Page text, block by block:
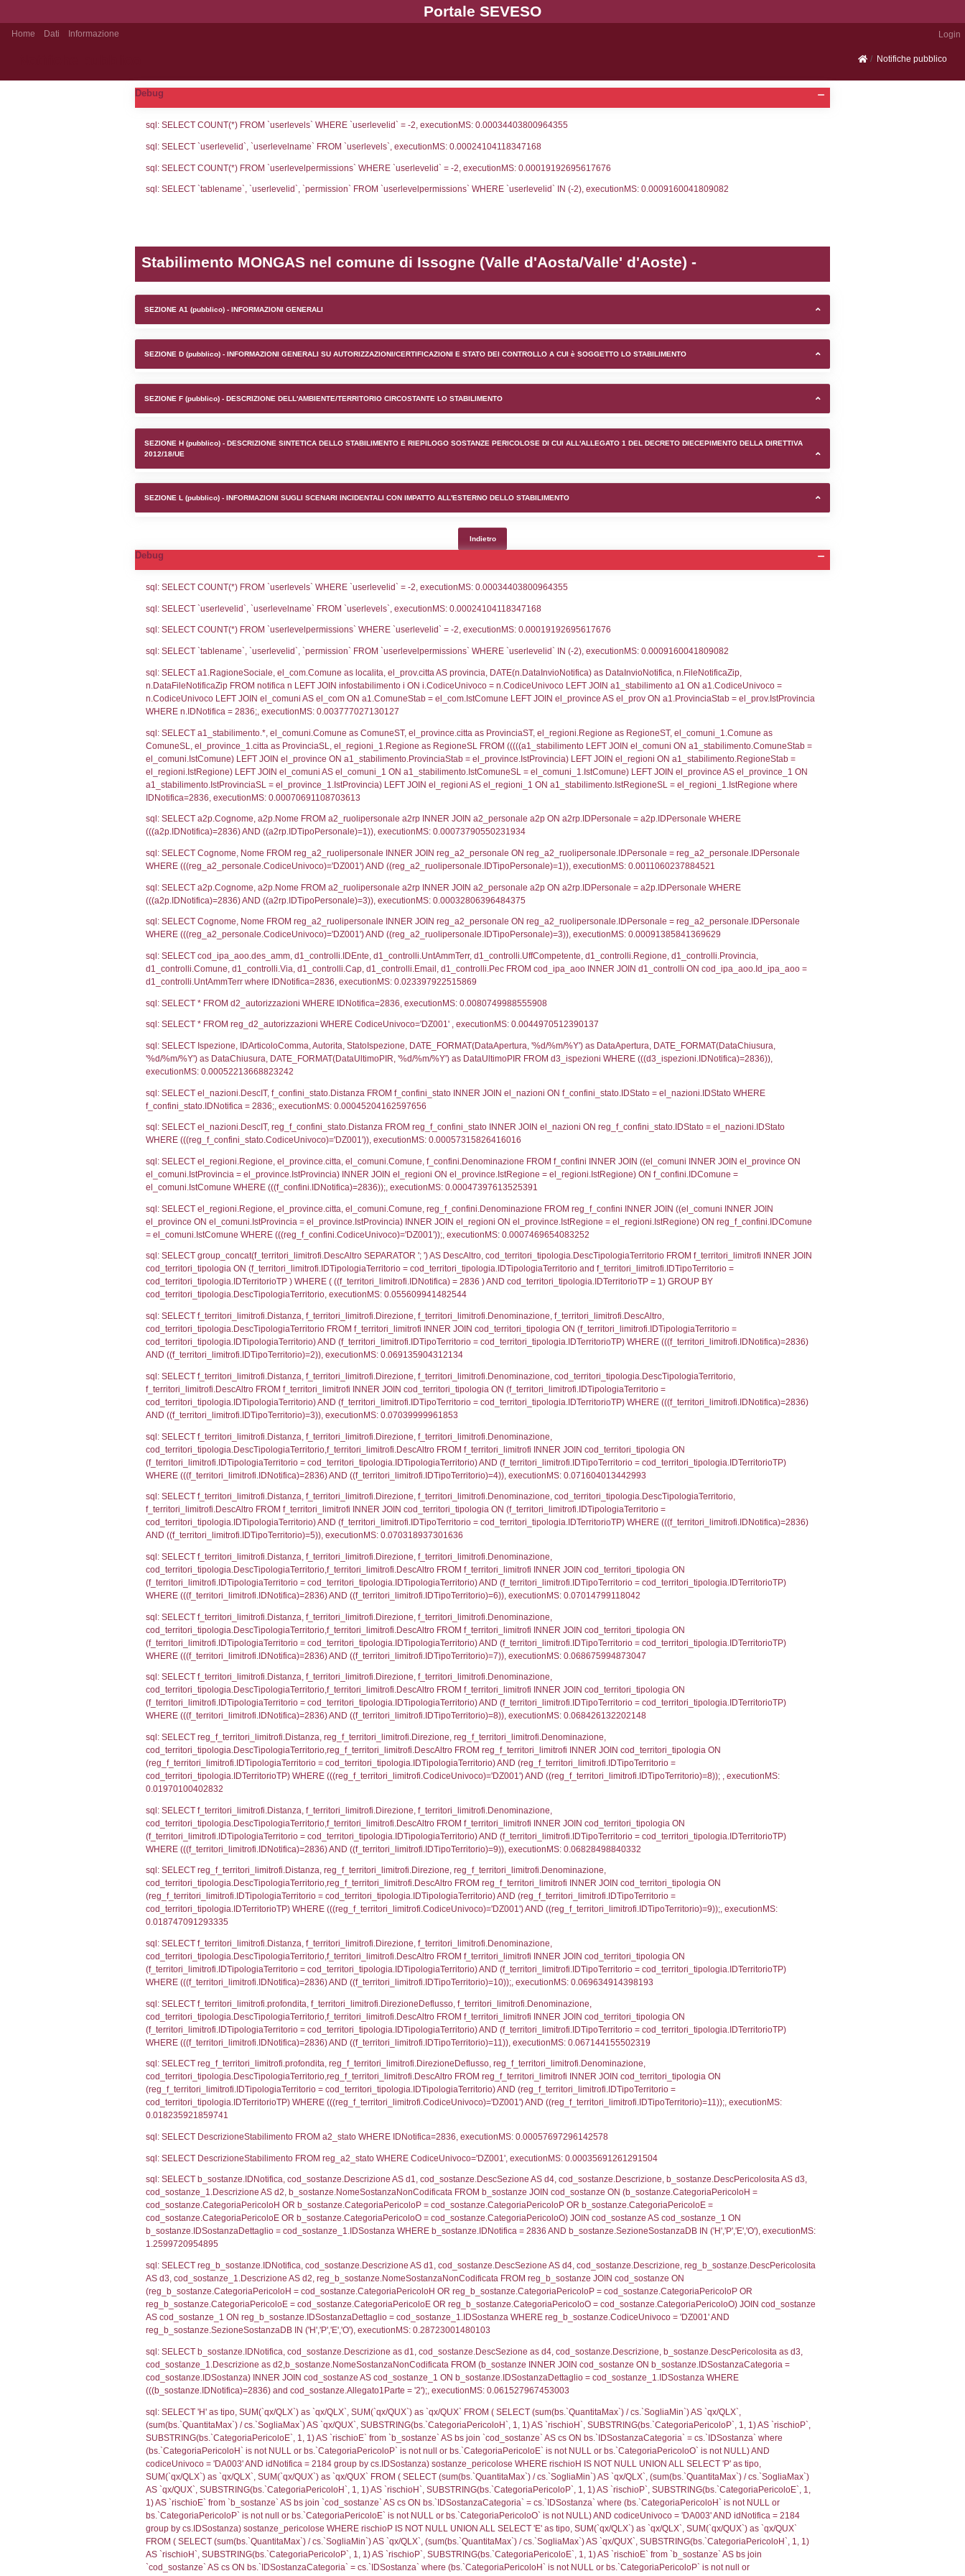
Portale SEVESO
Notifiche pubblico
Debug
sql: SELECT COUNT(*) FROM `userlevels` WHERE `userlevelid` = -2, executionMS: 0.00034403800964355
sql: SELECT COUNT(*) FROM `userlevelpermissions` WHERE `userlevelid` = -2, executionMS: 0.00019192695617676
Stabilimento MONGAS nel comune di Issogne (Valle d'Aosta/
SEZIONE D (pubblico) - INFORMAZIONI GENERALI SU AUTORIZZAZIONI/CERTIFICAZIONI E STATO DEI CONTROLLO A CUI è SOGGETTO
SEZIONE F (pubblico) - DESCRIZIONE DELL'AMBIENTE/TERRITORIO CIRCOSTANTE LO STABILIMENTO
SEZIONE H (pubblico) - DESCRIZIONE SINTETICA DELLO STABILIMENTO E RIEPILOGO SOSTANZE PERICOLOSE DI CUI ALL'ALLEGATO
2012/18/UE
SEZIONE L (pubblico) - INFORMAZIONI SUGLI SCENARI INCIDENTALI CON IMPATTO ALL'ESTERNO DELLO STABILIMENTO
Debug
sql: SELECT COUNT(*) FROM `userlevels` WHERE `userlevelid` = -2, executionMS: 0.00034403800964355
sql: SELECT `userlevelid`, `userlevelname` FROM `userlevels`, executionMS: 0.00024104118347168
sql: SELECT COUNT(*) FROM `userlevelpermissions` WHERE `userlevelid` = -2, executionMS: 0.00019192695617676
sql: SELECT `tablename`, `userlevelid`, `permission` FROM `userlevelpermissions` WHERE `userlevelid` IN (-2),
sql: SELECT a1.RagioneSociale, el_com.Comune as localita, el_prov.citta AS provincia, DATE(n.DataInvioNotifica) as
n.DataFileNotificaZip FROM notifica n LEFT JOIN infostabilimento i ON i.CodiceUnivoco = n.CodiceUnivoco LEFT JOIN
n.CodiceUnivoco LEFT JOIN el_comuni AS el_com ON a1.ComuneStab = el_com.IstComune LEFT JOIN el_province AS
WHERE n.IDNotifica = 2836;, executionMS: 0.003777027130127
sql: SELECT a1_stabilimento.*, el_comuni.Comune as ComuneST, el_province.citta as ProvinciaST, el_regioni.Regione
ComuneSL, el_province_1.citta as ProvinciaSL, el_regioni_1.Regione as RegioneSL FROM (((((a1_stabilimento LEFT
el_comuni.IstComune) LEFT JOIN el_province ON a1_stabilimento.ProvinciaStab = el_province.IstProvincia) LEFT JOIN
el_regioni.IstRegione) LEFT JOIN el_comuni AS el_comuni_1 ON a1_stabilimento.IstComuneSL =
a1_stabilimento.IstProvinciaSL = el_province_1.IstProvincia) LEFT JOIN el_regioni AS el_regioni_1 ON
IDNotifica=2836, executionMS: 0.00070691108703613
sql: SELECT a2p.Cognome, a2p.Nome FROM a2_ruolipersonale a2rp INNER JOIN a2_personale a2p ON
(((a2p.IDNotifica)=2836) AND ((a2rp.IDTipoPersonale)=1)), executionMS: 0.00073790550231934
sql: SELECT Cognome, Nome FROM reg_a2_ruolipersonale INNER JOIN reg_a2_personale ON
WHERE (((reg_a2_personale.CodiceUnivoco)='DZ001') AND ((reg_a2_ruolipersonale.IDTipoPersonale)=1)),
(((a2p.IDNotifica)=2836) AND ((a2rp.IDTipoPersonale)=3)), executionMS: 0.00032806396484375
sql: SELECT Cognome, Nome FROM reg_a2_ruolipersonale INNER JOIN reg_a2_personale ON
WHERE (((reg_a2_personale.CodiceUnivoco)='DZ001') AND ((reg_a2_ruolipersonale.IDTipoPersonale)=3)),
sql: SELECT cod_ipa_aoo.des_amm, d1_controlli.IDEnte, d1_controlli.UntAmmTerr, d1_controlli.UffCompetente,
d1_controlli.Comune, d1_controlli.Via, d1_controlli.Cap, d1_controlli.Email, d1_controlli.Pec FROM cod_ipa_aoo INNER
d1_controlli.UntAmmTerr where IDNotifica=2836, executionMS: 0.023397922515869
sql: SELECT * FROM d2_autorizzazioni WHERE IDNotifica=2836, executionMS: 0.0080749988555908
sql: SELECT * FROM reg_d2_autorizzazioni WHERE CodiceUnivoco='DZ001' , executionMS: 0.0044970512390137
'%d/%m/%Y') as DataChiusura, DATE_FORMAT(DataUltimoPIR, '%d/%m/%Y') as DataUltimoPIR FROM d3_ispezioni
executionMS: 0.00052213668823242
sql: SELECT el_nazioni.DescIT, f_confini_stato.Distanza FROM f_confini_stato INNER JOIN el_nazioni ON
f_confini_stato.IDNotifica = 2836;, executionMS: 0.00045204162597656
sql: SELECT el_nazioni.DescIT, reg_f_confini_stato.Distanza FROM reg_f_confini_stato INNER JOIN el_nazioni ON
WHERE (((reg_f_confini_stato.CodiceUnivoco)='DZ001')), executionMS: 0.00057315826416016
el_comuni.IstProvincia = el_province.IstProvincia) INNER JOIN el_regioni ON el_province.IstRegione =
el_comuni.IstComune WHERE (((f_confini.IDNotifica)=2836));, executionMS: 0.00047397613525391
sql: SELECT el_regioni.Regione, el_province.citta, el_comuni.Comune, reg_f_confini.Denominazione FROM reg_f_confini
el_province ON el_comuni.IstProvincia = el_province.IstProvincia) INNER JOIN el_regioni ON el_province.IstRegione =
= el_comuni.IstComune WHERE (((reg_f_confini.CodiceUnivoco)='DZ001'));, executionMS: 0.0007469654083252
cod_territori_tipologia ON (f_territori_limitrofi.IDTipologiaTerritorio = cod_territori_tipologia.IDTipologiaTerritorio and
cod_territori_tipologia.IDTerritorioTP ) WHERE ( ((f_territori_limitrofi.IDNotifica) = 2836 ) AND
cod_territori_tipologia.DescTipologiaTerritorio, executionMS: 0.055609941482544
sql: SELECT f_territori_limitrofi.Distanza, f_territori_limitrofi.Direzione, f_territori_limitrofi.Denominazione,
cod_territori_tipologia.DescTipologiaTerritorio FROM f_territori_limitrofi INNER JOIN cod_territori_tipologia ON
cod_territori_tipologia.IDTipologiaTerritorio) AND (f_territori_limitrofi.IDTipoTerritorio =
AND ((f_territori_limitrofi.IDTipoTerritorio)=2)), executionMS: 0.069135904312134
sql: SELECT f_territori_limitrofi.Distanza, f_territori_limitrofi.Direzione, f_territori_limitrofi.Denominazione,
f_territori_limitrofi.DescAltro FROM f_territori_limitrofi INNER JOIN cod_territori_tipologia ON
cod_territori_tipologia.IDTipologiaTerritorio) AND (f_territori_limitrofi.IDTipoTerritorio =
AND ((f_territori_limitrofi.IDTipoTerritorio)=3)), executionMS: 0.07039999961853
sql: SELECT f_territori_limitrofi.Distanza, f_territori_limitrofi.Direzione, f_territori_limitrofi.Denominazione,
cod_territori_tipologia.DescTipologiaTerritorio,f_territori_limitrofi.DescAltro FROM f_territori_limitrofi INNER JOIN
WHERE (((f_territori_limitrofi.IDNotifica)=2836) AND ((f_territori_limitrofi.IDTipoTerritorio)=4)), executionMS:
sql: SELECT f_territori_limitrofi.Distanza, f_territori_limitrofi.Direzione, f_territori_limitrofi.Denominazione,
f_territori_limitrofi.DescAltro FROM f_territori_limitrofi INNER JOIN cod_territori_tipologia ON
AND ((f_territori_limitrofi.IDTipoTerritorio)=5)), executionMS: 0.070318937301636
sql: SELECT f_territori_limitrofi.Distanza, f_territori_limitrofi.Direzione, f_territori_limitrofi.Denominazione,
cod_territori_tipologia.DescTipologiaTerritorio,f_territori_limitrofi.DescAltro FROM f_territori_limitrofi INNER JOIN
(f_territori_limitrofi.IDTipologiaTerritorio = cod_territori_tipologia.IDTipologiaTerritorio) AND
WHERE (((f_territori_limitrofi.IDNotifica)=2836) AND ((f_territori_limitrofi.IDTipoTerritorio)=6)), executionMS:
sql: SELECT f_territori_limitrofi.Distanza, f_territori_limitrofi.Direzione, f_territori_limitrofi.Denominazione,
cod_territori_tipologia.DescTipologiaTerritorio,f_territori_limitrofi.DescAltro FROM f_territori_limitrofi INNER JOIN
(f_territori_limitrofi.IDTipologiaTerritorio = cod_territori_tipologia.IDTipologiaTerritorio) AND
WHERE (((f_territori_limitrofi.IDNotifica)=2836) AND ((f_territori_limitrofi.IDTipoTerritorio)=7)), executionMS: